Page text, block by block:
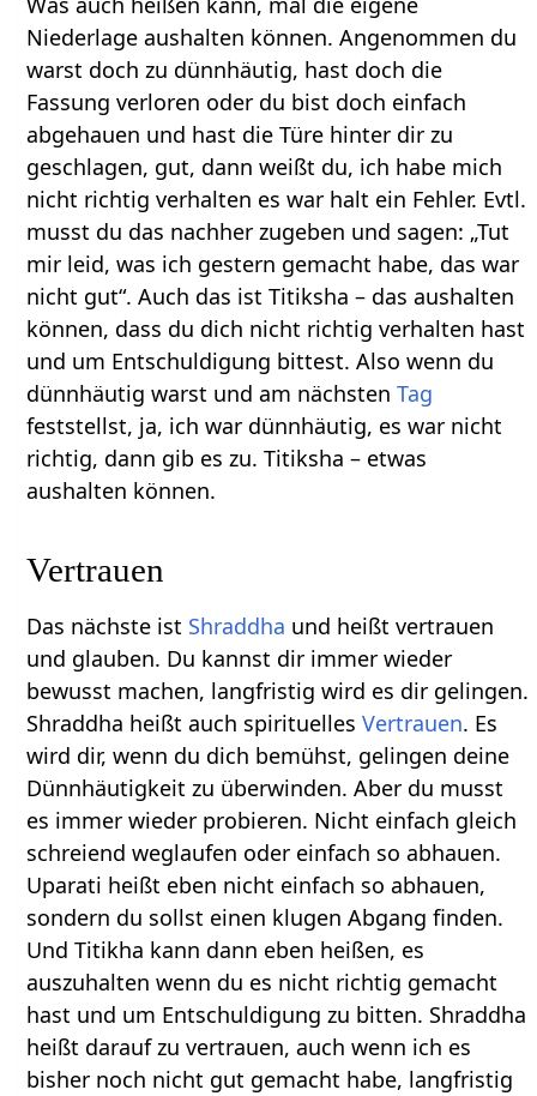
Niederlage aushalten können. Angenommen du
warst doch zu dünnhäutig, hast doch die
Fassung verloren oder du bist doch einfach
abgehauen und hast die Türe hinter dir zu
geschlagen, gut, dann weißt du, ich habe mich
nicht richtig verhalten es war halt ein Fehler. Evtl.
musst du das nachher zugeben und sagen: „Tut
mir leid, was ich gestern gemacht habe, das war
nicht gut“. Auch das ist Titiksha – das aushalten
können, dass du dich nicht richtig verhalten hast
und um Entschuldigung bittest. Also wenn du
dünnhäutig warst und am nächstenTag
feststellst, ja, ich war dünnhäutig, es war nicht
richtig, dann gib es zu. Titiksha – etwas
aushalten können.
Vertrauen
Das nächste ist Shraddha und heißt vertrauen
und glauben. Du kannst dir immer wieder
bewusst machen, langfristig wird es dir gelingen.
Shraddha heißt auch spirituellesVertrauen. Es
wird dir, wenn du dich bemühst, gelingen deine
Dünnhäutigkeit zu überwinden. Aber du musst
es immer wieder probieren. Nicht einfach gleich
schreiend weglaufen oder einfach so abhauen.
Uparati heißt eben nicht einfach so abhauen,
sondern du sollst einen klugen Abgang finden.
Und Titikha kann dann eben heißen, es
auszuhalten wenn du es nicht richtig gemacht
hast und um Entschuldigung zu bitten. Shraddha
heißt darauf zu vertrauen, auch wenn ich es
bisher noch nicht gut gemacht habe, langfristig